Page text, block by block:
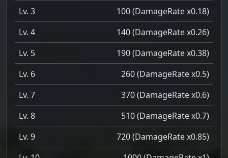
Lv. 3
100 (DamageRate x0.18)
Lv. 4
140 (DamageRate x0.26)
Lv. 5
190 (DamageRate x0.38)
Lv. 6
260 (DamageRate x0.5)
Lv. 7
370 (DamageRate x0.6)
Lv. 8
510 (DamageRate x0.7)
Lv. 9
720 (DamageRate x0.85)